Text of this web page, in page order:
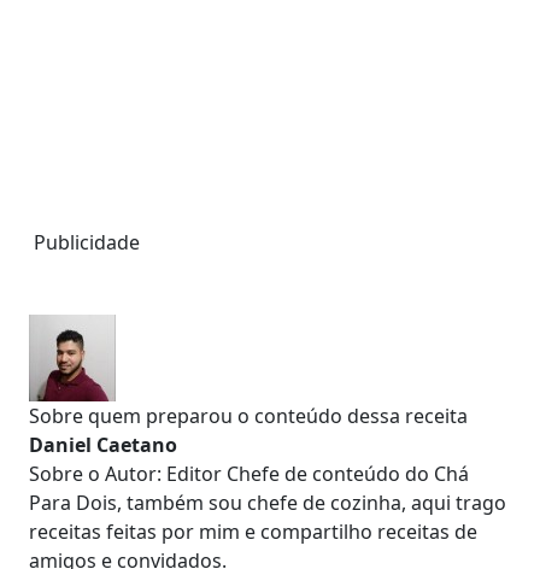
Publicidade
Sobre quem preparou o conteúdo dessa receita
Daniel Caetano
Sobre o Autor: Editor Chefe de conteúdo do Chá
Para Dois, também sou chefe de cozinha, aqui trago
receitas feitas por mim e compartilho receitas de
amigos e convidados.